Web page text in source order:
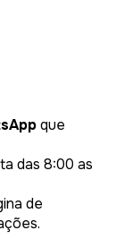
que
das 8:00 as
de